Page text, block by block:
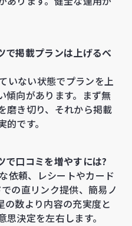
で掲載プランは上げるべ
いない状態でプランを上
傾向があります。まず無
磨き切り、それから掲載
です。
で口コミを増やすには?
依頼、レシートやカード
の直リンク提供、簡易ノ
の数より内容の充実度と
決定を左右します。